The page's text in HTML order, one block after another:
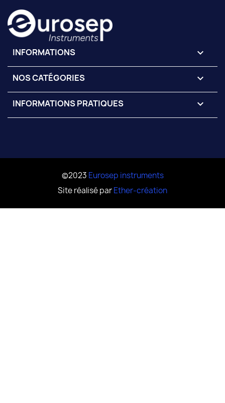
INFORMATIONS keyboard_arrow_down
NOS CATÉGORIES 
INFORMATIONS PRATIQUES 
©2023 Eurosep instruments
Site réalisé parEther-création